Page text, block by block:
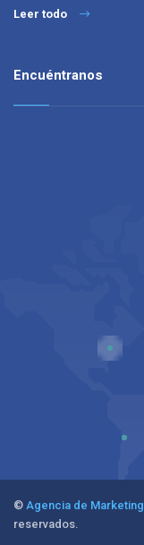
Leer todo
Encuéntranos
© Agencia de Marketing
reservados.